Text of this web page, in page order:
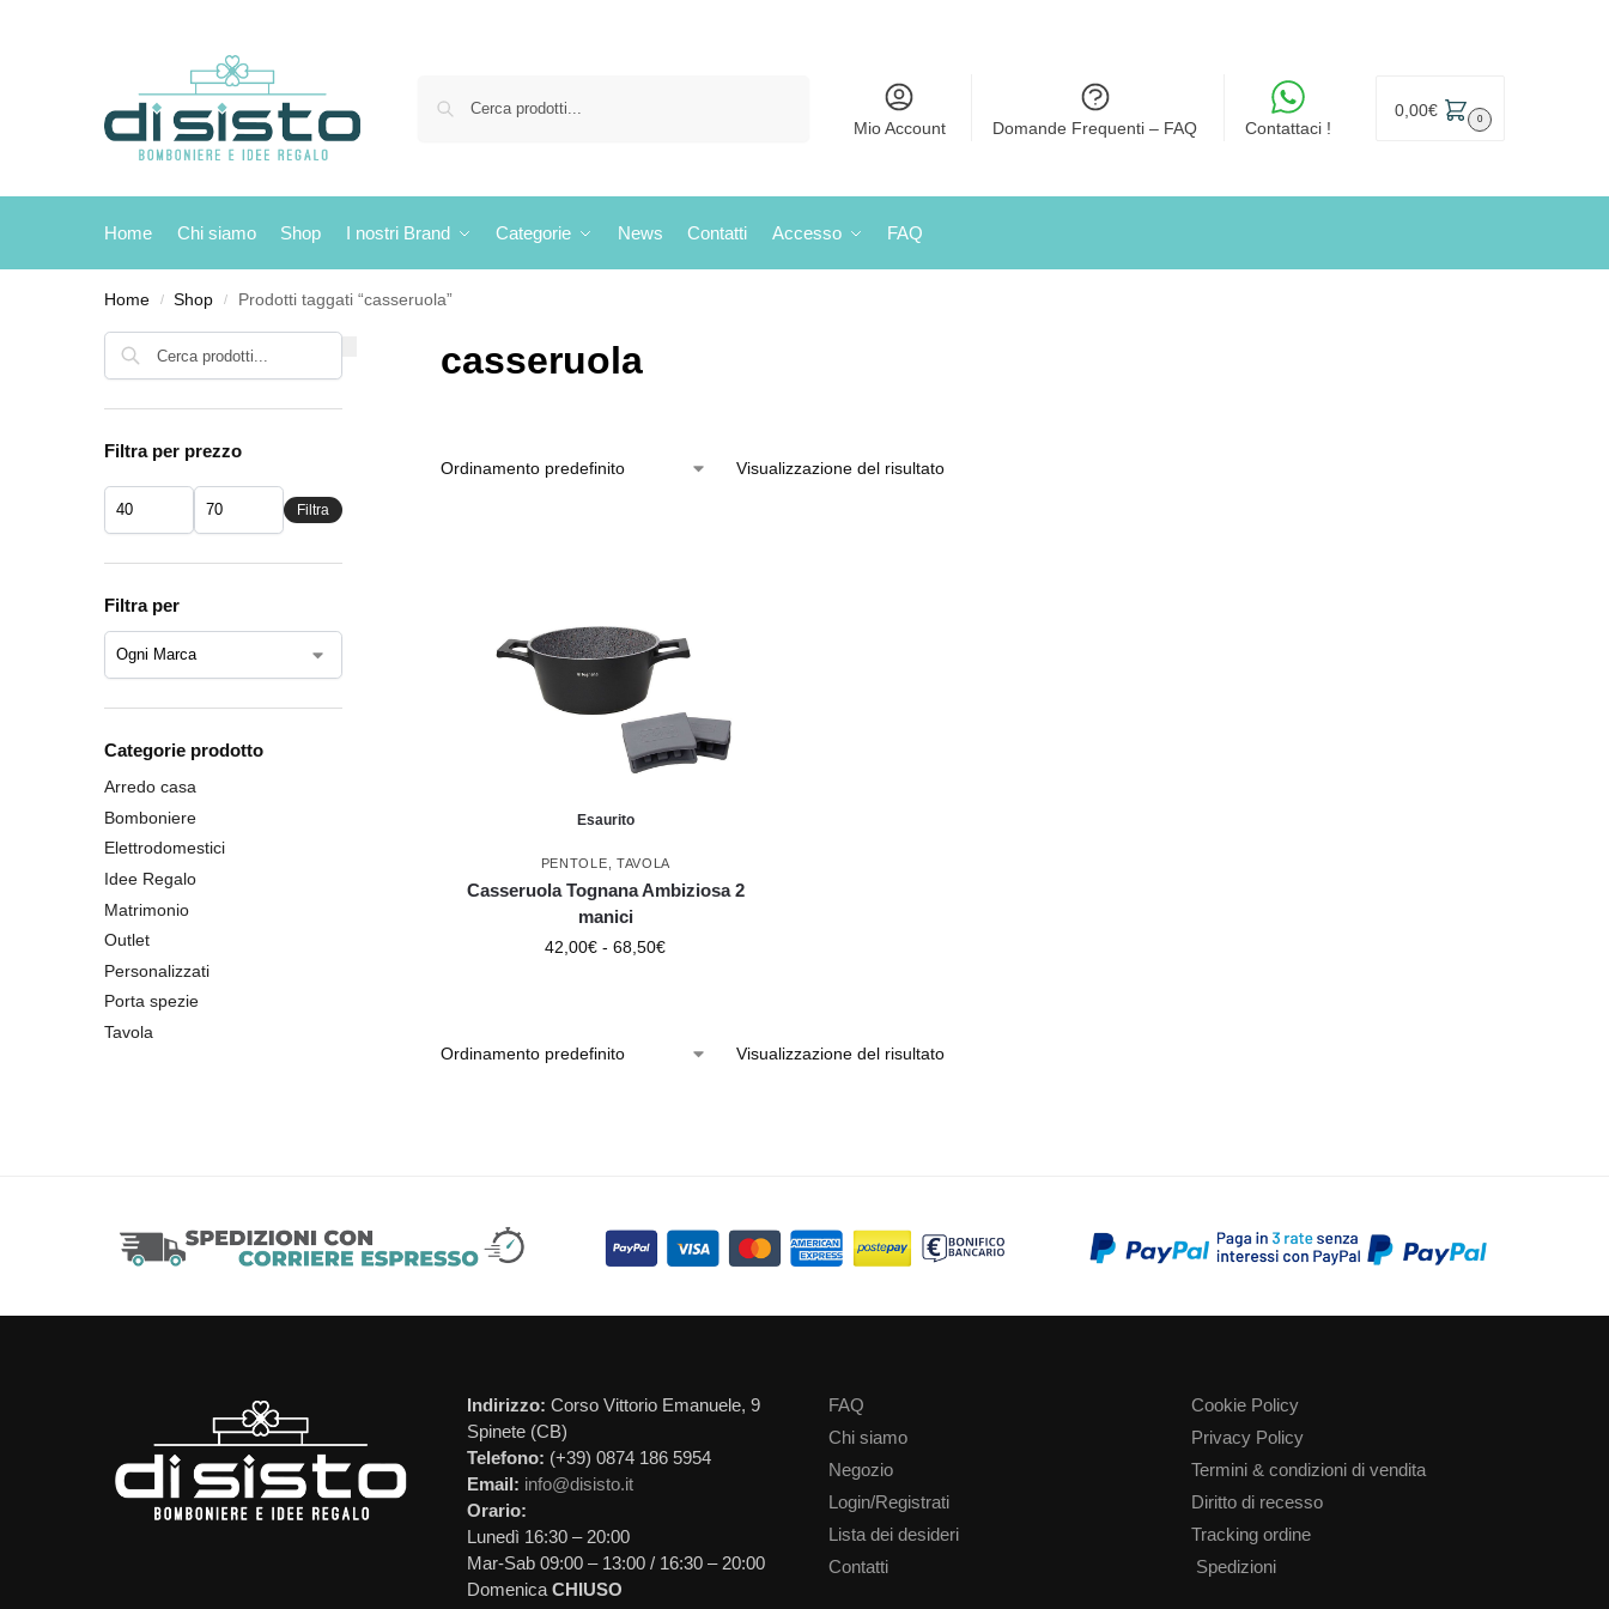
Mio Account Domande Frequenti – FAQ Contattaci !
0,00€ 0
Home Chi siamo Shop I nostri Brand Categorie News Contatti Accesso FAQ
Home / Shop / Prodotti taggati “casseruola”
casseruola
Visualizzazione del risultato
Esaurito
PENTOLE TAVOLA
Casseruola Tognana Ambiziosa 2
manici
42,00€ - 68,50€
Visualizzazione del risultato
Filtra per prezzo
Filtra
Filtra per
Categorie prodotto
Arredo casa
Bomboniere
Elettrodomestici
Idee Regalo
Matrimonio
Outlet
Personalizzati
Porta spezie
Tavola
Indirizzo: Corso Vittorio Emanuele, 9
Spinete (CB)
Telefono: (+39) 0874 186 5954
Email: info@disisto.it
Orario:
Lunedì 16:30 – 20:00
Mar-Sab 09:00 – 13:00 / 16:30 – 20:00
Domenica CHIUSO
FAQ
Chi siamo
Negozio
Login/Registrati
Lista dei desideri
Contatti
Cookie Policy
Privacy Policy
Termini & condizioni di vendita
Diritto di recesso
Tracking ordine
Spedizioni